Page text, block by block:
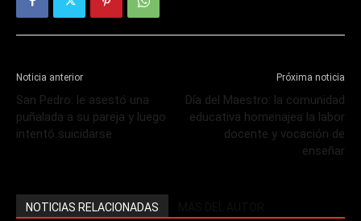
Noticia anterior
San Pedro: le asestó una
puñalada a su pareja y luego
intentó suicidarse
Próxima noticia
Día del Maestro: la comunidad
educativa homenajea la labor
docente y vocación de
enseñar
NOTICIAS RELACIONADAS